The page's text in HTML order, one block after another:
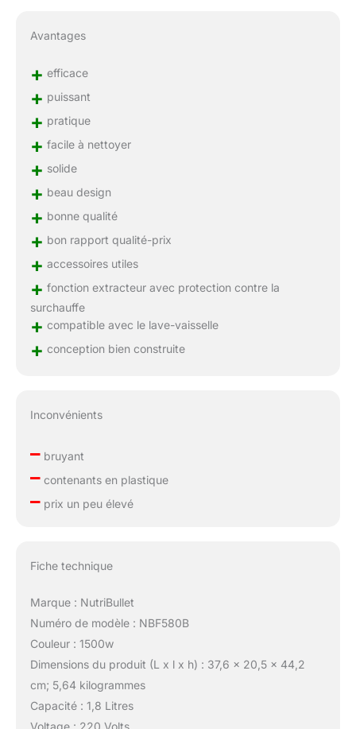
Avantages
+ efficace
+ puissant
+ pratique
+ facile à nettoyer
+ solide
+ beau design
+ bonne qualité
+ bon rapport qualité-prix
+ accessoires utiles
+ fonction extracteur avec protection contre la
surchauffe
+ compatible avec le lave-vaisselle
+ conception bien construite
Inconvénients
–bruyant
–contenants en plastique
–prix un peu élevé
Fiche technique
Marque : NutriBullet
Numéro de modèle : NBF580B
Couleur : 1500w
Dimensions du produit (L x l x h) : 37,6 x 20,5 x 44,2
cm; 5,64 kilogrammes
Capacité : 1,8 Litres
Voltage : 220 Volts